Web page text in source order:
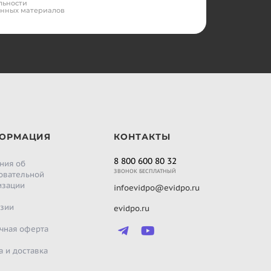
материалов
об
оферта
и доставка
КОНТАКТЫ
8 800 600 80 32
ЗВОНОК БЕСПЛАТНЫЙ
infoevidpo@evidpo.ru
evidpo.ru